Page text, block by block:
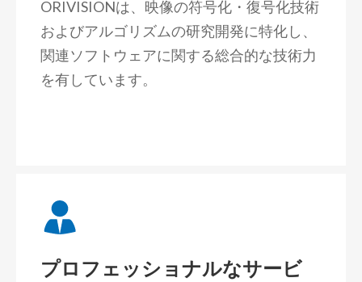
ORIVISIONは、映像の符号化・復号化技術
およびアルゴリズムの研究開発に特化し、
関連ソフトウェアに関する総合的な技術力
を有しています。
プロフェッショナルなサービ